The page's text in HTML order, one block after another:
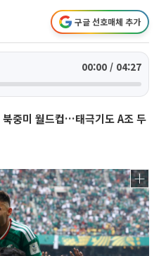
구글 선호매체 추가
00:00 / 04:27
중미 월드컵…태극기도 A조 두